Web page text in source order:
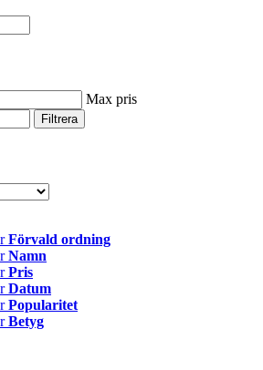
Max pris
Filtrera
Förvald ordning
Namn
Pris
Datum
Popularitet
Betyg